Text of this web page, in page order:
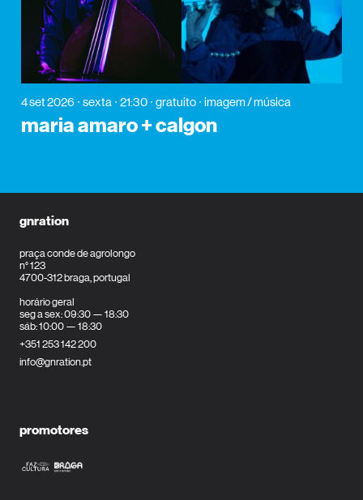
4 set 2026 sexta 21:30 gratuito imagem / música
maria amaro + calgon
gnration
praça conde de agrolongo
n° 123
4700-312 braga, portugal
horário geral
seg a sex: 09:30 — 18:30
sáb: 10:00 — 18:30
+351 253 142 200
info@gnration.pt
promotores